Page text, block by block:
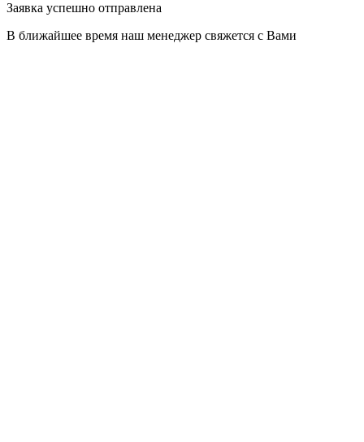
Заявка успешно отправлена
В ближайшее время наш менеджер свяжется с Вами